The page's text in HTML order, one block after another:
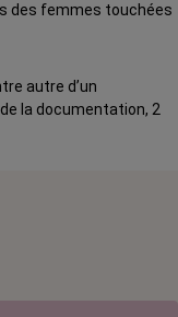
des femmes touchées
autre d’un
la documentation, 2